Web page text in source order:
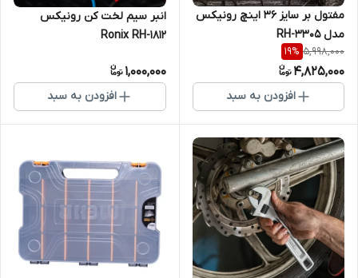
مفتول بر سایز 36 اینچ رونیکس
مدل RH-3305
5,998,000
19%
4,825,000
افزودن به سبد
انبر سیم لخت کن رونیکس
Ronix RH-1812
1,000,000
افزودن به سبد